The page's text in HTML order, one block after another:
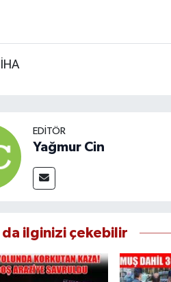
İHA
EDITÖR
Yağmur Cin
da ilginizi çekebilir